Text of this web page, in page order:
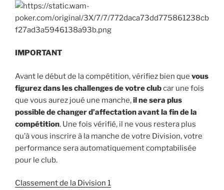
IMPORTANT
Avant le début de la compétition, vérifiez bien que vous
figurez dans les challenges de votre clubcar une fois
que vous aurez joué une manche,il ne sera plus
possible de changer d’affectation avant la fin de la
compétition. Une fois vérifié, il ne vous restera plus
qu’à vous inscrire à la manche de votre Division, votre
performance sera automatiquement comptabilisée
pour le club.
Classement de la Division 1